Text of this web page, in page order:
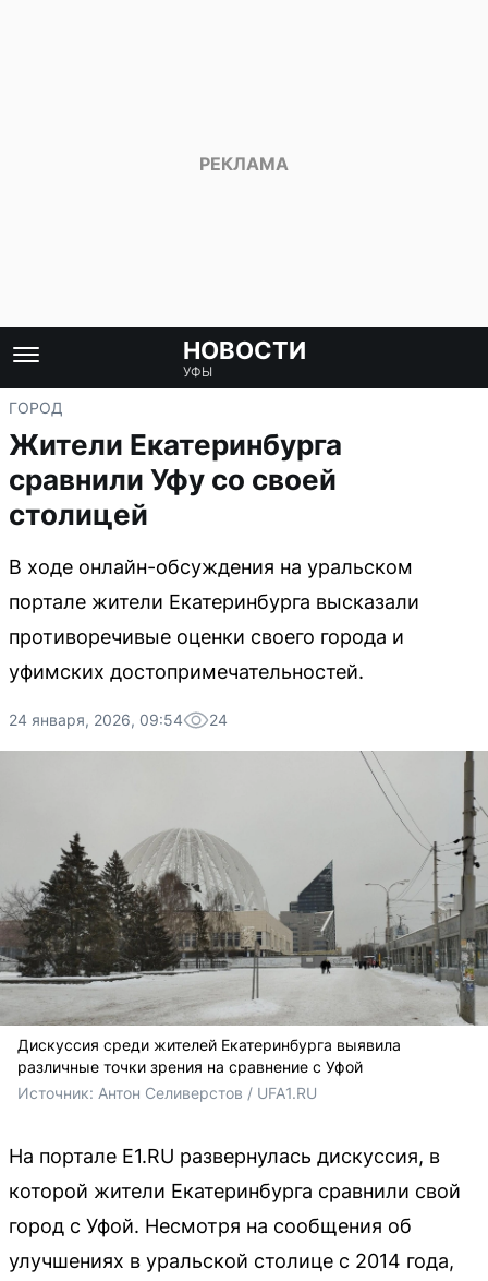
НОВОСТИ
УФЫ
ГОРОД
Жители Екатеринбурга
сравнили Уфу со своей
столицей
В ходе онлайн-обсуждения на уральском
портале жители Екатеринбурга высказали
противоречивые оценки своего города и
уфимских достопримечательностей.
24 января, 2026, 09:54 24
Дискуссия среди жителей Екатеринбурга выявила
различные точки зрения на сравнение с Уфой
Источник: Антон Селиверстов / UFA1.RU
На портале E1.RU развернулась дискуссия, в
которой жители Екатеринбурга сравнили свой
город с Уфой. Несмотря на сообщения об
улучшениях в уральской столице с 2014 года,